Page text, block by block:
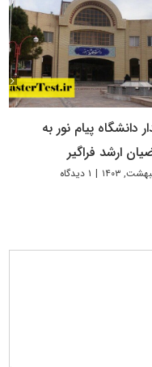
دانشگاه پیام نور به
ارشد فراگیر
| ۱ دیدگاه